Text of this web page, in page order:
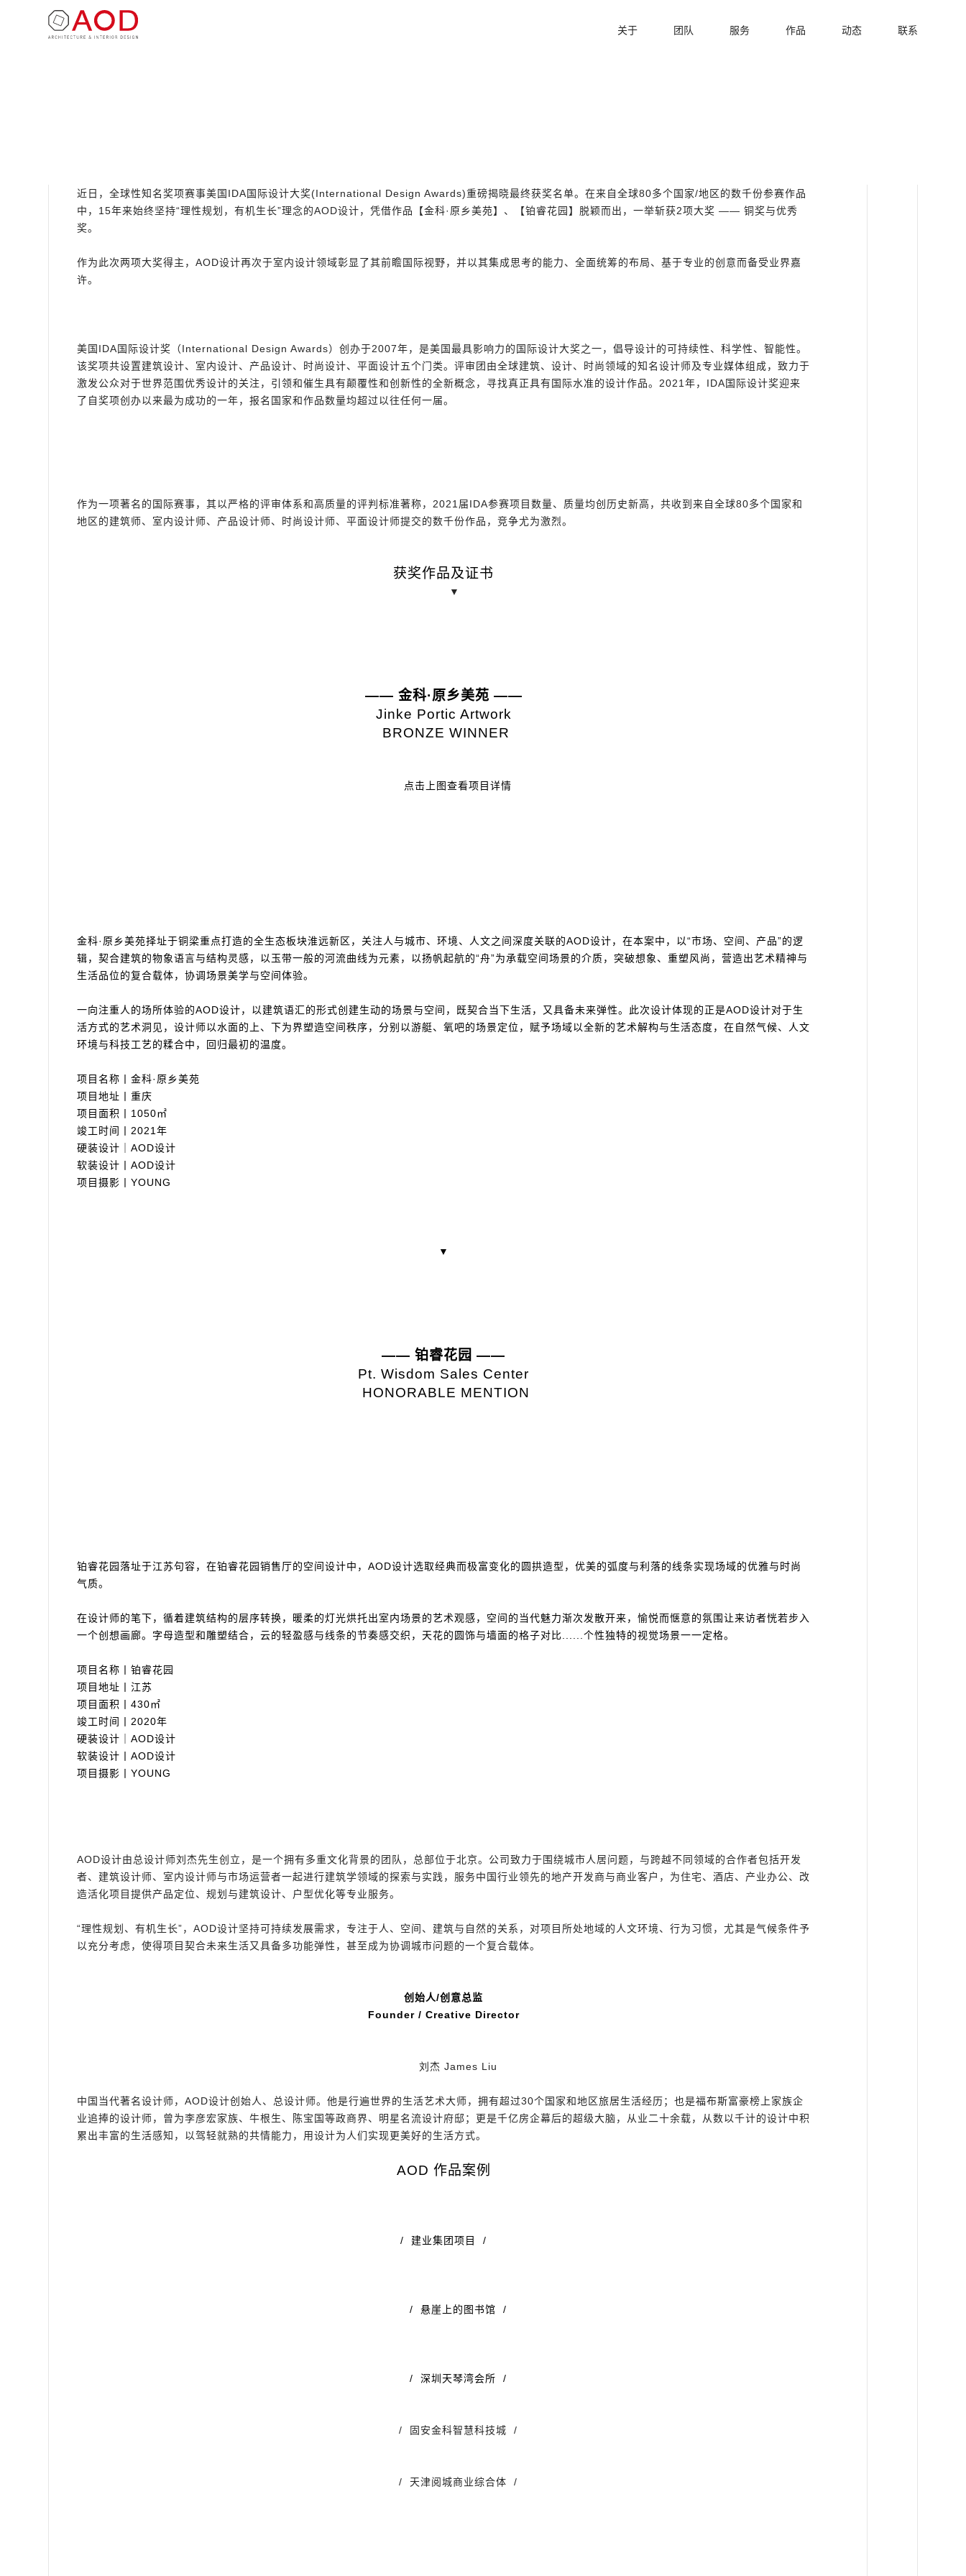
关于 团队 服务 作品 动态 联系
近日，全球性知名奖项赛事美国IDA国际设计大奖(International Design Awards)重磅揭晓最终获奖名单。在来自全球80多个国家/地区的数千份参赛作品
中，15年来始终坚持“理性规划，有机生长”理念的AOD设计，凭借作品【金科·原乡美苑】、【铂睿花园】脱颖而出，一举斩获2项大奖 —— 铜奖与优秀
奖。
作为此次两项大奖得主，AOD设计再次于室内设计领域彰显了其前瞻国际视野，并以其集成思考的能力、全面统筹的布局、基于专业的创意而备受业界嘉
许。
美国IDA国际设计奖（International Design Awards）创办于2007年，是美国最具影响力的国际设计大奖之一，倡导设计的可持续性、科学性、智能性。
该奖项共设置建筑设计、室内设计、产品设计、时尚设计、平面设计五个门类。评审团由全球建筑、设计、时尚领域的知名设计师及专业媒体组成，致力于
激发公众对于世界范围优秀设计的关注，引领和催生具有颠覆性和创新性的全新概念，寻找真正具有国际水准的设计作品。2021年，IDA国际设计奖迎来
了自奖项创办以来最为成功的一年，报名国家和作品数量均超过以往任何一届。
作为一项著名的国际赛事，其以严格的评审体系和高质量的评判标准著称，2021届IDA参赛项目数量、质量均创历史新高，共收到来自全球80多个国家和
地区的建筑师、室内设计师、产品设计师、时尚设计师、平面设计师提交的数千份作品，竞争尤为激烈。
获奖作品及证书
▼
—— 金科·原乡美苑 ——
Jinke Portic Artwork
BRONZE WINNER
点击上图查看项目详情
金科·原乡美苑择址于铜梁重点打造的全生态板块淮远新区，关注人与城市、环境、人文之间深度关联的AOD设计，在本案中，以“市场、空间、产品”的逻
辑，契合建筑的物象语言与结构灵感，以玉带一般的河流曲线为元素，以扬帆起航的“舟”为承载空间场景的介质，突破想象、重塑风尚，营造出艺术精神与
生活品位的复合载体，协调场景美学与空间体验。
一向注重人的场所体验的AOD设计，以建筑语汇的形式创建生动的场景与空间，既契合当下生活，又具备未来弹性。此次设计体现的正是AOD设计对于生
活方式的艺术洞见，设计师以水面的上、下为界塑造空间秩序，分别以游艇、氧吧的场景定位，赋予场域以全新的艺术解构与生活态度，在自然气候、人文
环境与科技工艺的糅合中，回归最初的温度。
项目名称丨金科·原乡美苑
项目地址丨重庆
项目面积丨1050㎡
竣工时间丨2021年
硬装设计｜AOD设计
软装设计丨AOD设计
项目摄影丨YOUNG
▼
—— 铂睿花园 ——
Pt. Wisdom Sales Center
HONORABLE MENTION
铂睿花园落址于江苏句容，在铂睿花园销售厅的空间设计中，AOD设计选取经典而极富变化的圆拱造型，优美的弧度与利落的线条实现场域的优雅与时尚
气质。
在设计师的笔下，循着建筑结构的层序转换，暖柔的灯光烘托出室内场景的艺术观感，空间的当代魅力渐次发散开来，愉悦而惬意的氛围让来访者恍若步入
一个创想画廊。字母造型和雕塑结合，云的轻盈感与线条的节奏感交织，天花的圆饰与墙面的格子对比......个性独特的视觉场景一一定格。
项目名称丨铂睿花园
项目地址丨江苏
项目面积丨430㎡
竣工时间丨2020年
硬装设计｜AOD设计
软装设计丨AOD设计
项目摄影丨YOUNG
AOD设计由总设计师刘杰先生创立，是一个拥有多重文化背景的团队，总部位于北京。公司致力于围绕城市人居问题，与跨越不同领域的合作者包括开发
者、建筑设计师、室内设计师与市场运营者一起进行建筑学领域的探索与实践，服务中国行业领先的地产开发商与商业客户，为住宅、酒店、产业办公、改
造活化项目提供产品定位、规划与建筑设计、户型优化等专业服务。
“理性规划、有机生长”，AOD设计坚持可持续发展需求，专注于人、空间、建筑与自然的关系，对项目所处地域的人文环境、行为习惯，尤其是气候条件予
以充分考虑，使得项目契合未来生活又具备多功能弹性，甚至成为协调城市问题的一个复合载体。
创始人/创意总监
Founder / Creative Director
刘杰 James Liu
中国当代著名设计师，AOD设计创始人、总设计师。他是行遍世界的生活艺术大师，拥有超过30个国家和地区旅居生活经历；也是福布斯富豪榜上家族企
业追捧的设计师，曾为李彦宏家族、牛根生、陈宝国等政商界、明星名流设计府邸；更是千亿房企幕后的超级大脑，从业二十余载，从数以千计的设计中积
累出丰富的生活感知，以驾轻就熟的共情能力，用设计为人们实现更美好的生活方式。
AOD 作品案例
/ 建业集团项目 /
/ 悬崖上的图书馆 /
/ 深圳天琴湾会所 /
/ 固安金科智慧科技城 /
/ 天津阅城商业综合体 /